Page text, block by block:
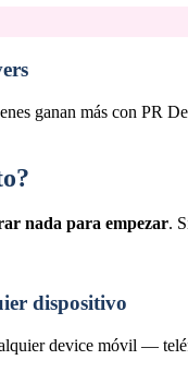
ganan más con PR
nada para empezar.
dispositivo
device móvil —